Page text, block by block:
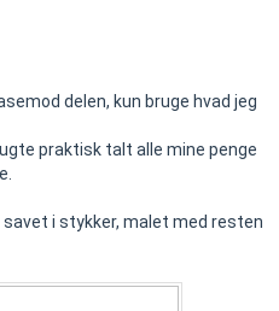
delen, kun bruge hvad jeg
praktisk talt alle mine penge
i stykker, malet med resten